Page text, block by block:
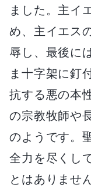
ました。主イ
め、主イエス
辱し、最後に
ま十字架に釘
抗する悪の本
の宗教牧師や
のようです。
全力を尽くし
とはありませ